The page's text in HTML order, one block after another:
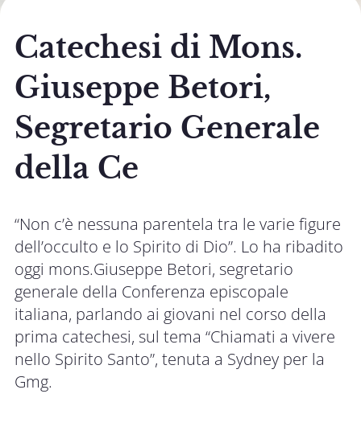
Catechesi di Mons.
Giuseppe Betori,
Segretario Generale
della Ce
“Non c’è nessuna parentela tra le varie figure
dell’occulto e lo Spirito di Dio”. Lo ha ribadito
oggi mons.Giuseppe Betori, segretario
generale della Conferenza episcopale
italiana, parlando ai giovani nel corso della
prima catechesi, sul tema “Chiamati a vivere
nello Spirito Santo”, tenuta a Sydney per la
Gmg.